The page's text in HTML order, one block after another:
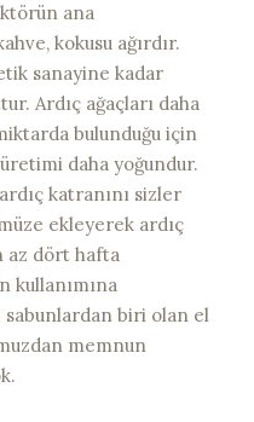
ana
kokusu ağırdır.
sanayine kadar
Ardıç ağaçları daha
bulunduğu için
daha yoğundur.
katranını sizler
ekleyerek ardıç
az dört hafta
sabunlardan biri olan el
memnun